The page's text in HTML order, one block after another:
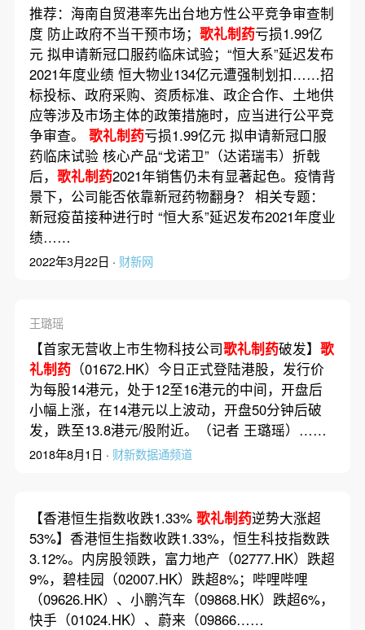
推荐：海南自贸港率先出台地方性公平竞争审查制
度 防止政府不当干预市场； 歌礼制药亏损1.99亿
元 拟申请新冠口服药临床试验；“恒大系”延迟发布
2021年度业绩 恒大物业134亿元遭强制划扣……招
标投标、政府采购、资质标准、政企合作、土地供
应等涉及市场主体的政策措施时，应当进行公平竞
争审查。 歌礼制药亏损1.99亿元 拟申请新冠口服
药临床试验 核心产品“戈诺卫”（达诺瑞韦）折戟
后， 歌礼制药2021年销售仍未有显著起色。疫情背
景下，公司能否依靠新冠药物翻身？ 相关专题：
新冠疫苗接种进行时 “恒大系”延迟发布2021年度业
绩……
2022年3月22日 · 财新网
王璐瑶
【首家无营收上市生物科技公司歌礼制药破发】 歌
礼制药（01672.HK）今日正式登陆港股，发行价
为每股14港元，处于12至16港元的中间，开盘后
小幅上涨，在14港元以上波动，开盘50分钟后破
发，跌至13.8港元/股附近。（记者 王璐瑶）……
2018年8月1日 · 财新数据通频道
【香港恒生指数收跌1.33% 歌礼制药逆势大涨超
53%】香港恒生指数收跌1.33%，恒生科技指数跌
3.12%。内房股领跌，富力地产（02777.HK）跌超
9%，碧桂园（02007.HK）跌超8%；哔哩哔哩
（09626.HK）、小鹏汽车（09868.HK）跌超6%，
快手（01024.HK）、蔚来（09866……